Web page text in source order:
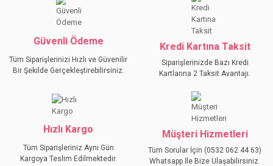
Ürün fiyatı diğer sitelerden daha pahalı.
Bu ürüne benzer farklı alternatifler olmalı.
Güvenli Ödeme
Tüm Siparişlerinizi Hızlı ve Güvenilir
Bir Şekilde Gerçekleştirebilirsiniz.
Kredi Kartına Taksit
Siparişlerinizde Bazı Kredi
Kartlarına 2 Taksit Avantajı.
Hızlı Kargo
Tüm Siparişleriniz Aynı Gün
Kargoya Teslim Edilmektedir.
Müşteri Hizmetleri
Tüm Sorular İçin (0532 062 44 63)
Whatsapp İle Bize Ulaşabilirsiniz.